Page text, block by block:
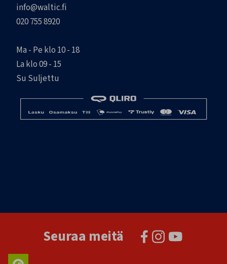
info@waltic.fi
020 755 8920
Ma - Pe klo 10 - 18
La klo 09 - 15
Su Suljettu
Seuraa meitä